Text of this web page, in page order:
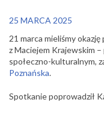
25 MARCA 2025
21 marca mieliśmy
z Maciejem Krajewskim
społeczno-kulturalnym,
Poznańska.
Spotkanie poprowadził